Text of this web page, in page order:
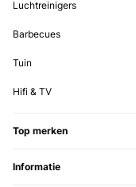
Luchtreinigers
Barbecues
Tuin
Hifi & TV
Top merken
Informatie